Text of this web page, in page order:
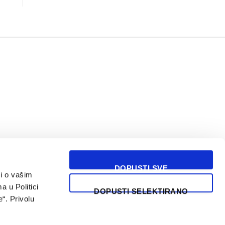
o vašim
u Politici
Privolu
DOPUSTI SVE
DOPUSTI SELEKTIRANO